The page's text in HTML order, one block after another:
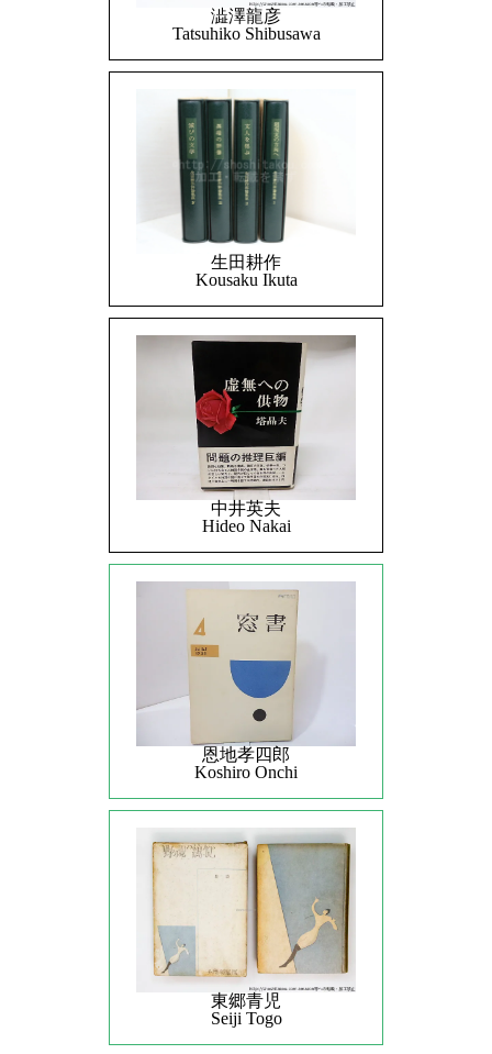
澁澤龍彦
Tatsuhiko Shibusawa
生田耕作
Kousaku Ikuta
中井英夫
Hideo Nakai
恩地孝四郎
Koshiro Onchi
東郷青児
Seiji Togo